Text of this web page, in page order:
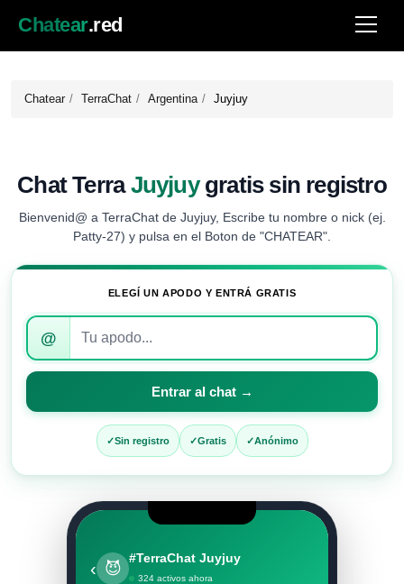
Chatear.red
Chatear TerraChat Argentina Juyjuy
Chat TerraJuyjuygratis sin registro
Bienvenid@ a TerraChat de Juyjuy, Escribe tu nombre o nick (ej.
Patty-27) y pulsa en el Boton de "CHATEAR".
ELEGÍ UN APODO Y ENTRÁ GRATIS
Introduce
apodo
para
entrar
@
Entrar al chat →
Sin registro Gratis Anónimo
‹ 😈
#TerraChat Juyjuy
324 activos ahora